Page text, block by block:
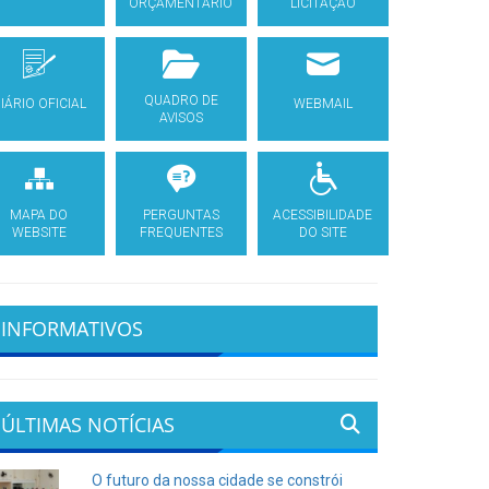
ORÇAMENTÁRIO LICITAÇÃO
OFICIAL
QUADRO DE
AVISOS
WEBMAIL
MAPA DO
WEBSITE
PERGUNTAS
FREQUENTES
ACESSIBILIDADE
DO SITE
INFORMATIVOS
ÚLTIMAS NOTÍCIAS
O futuro da nossa cidade se constrói